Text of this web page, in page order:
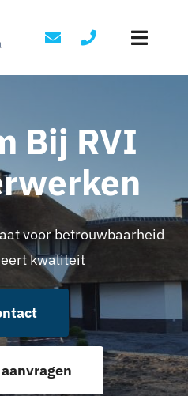
Toggle
Bij RVI
voor betrouwbaarheid
kwaliteit